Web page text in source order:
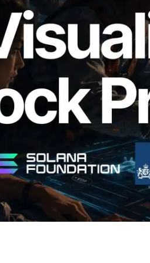
Meluncurkan Solana
per Slot dan